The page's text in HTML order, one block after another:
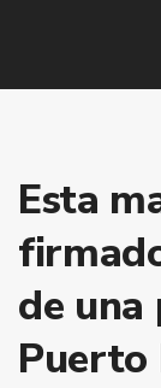
Esta
de una
Puerto